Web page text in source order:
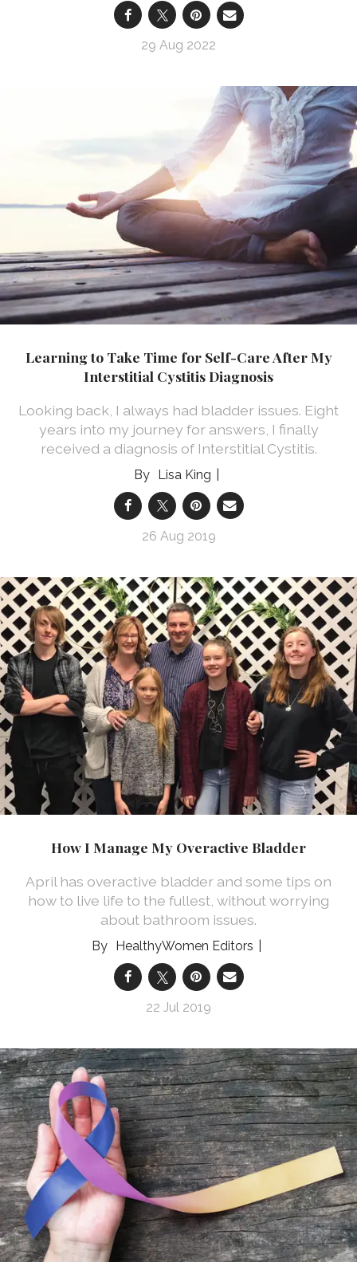
29 Aug 2022
Learning to Take Time for Self-Care After My
Interstitial Cystitis Diagnosis
Looking back, I always had bladder issues. Eight
years into my journey for answers, I finally
received a diagnosis of Interstitial Cystitis.
Lisa King
26 Aug 2019
How I Manage My Overactive Bladder
April has overactive bladder and some tips on
how to live life to the fullest, without worrying
about bathroom issues.
HealthyWomen Editors
22 Jul 2019